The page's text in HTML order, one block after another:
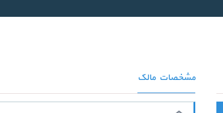
مشخصات مالک